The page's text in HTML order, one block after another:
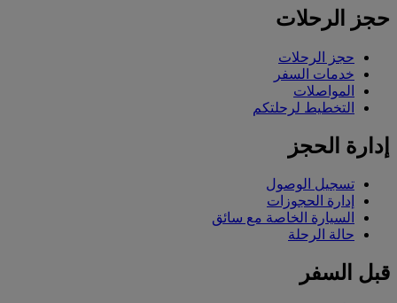
حجز الرحلات
حجز الرحلات
خدمات السفر
المواصلات
التخطيط لرحلتكم
إدارة الحجز
تسجيل الوصول
إدارة الحجوزات
السيارة الخاصة مع سائق
حالة الرحلة
قبل السفر